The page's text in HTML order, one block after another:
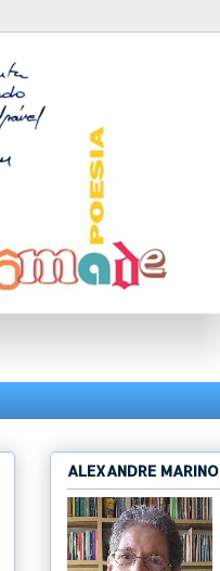
ALEXANDRE MARINO